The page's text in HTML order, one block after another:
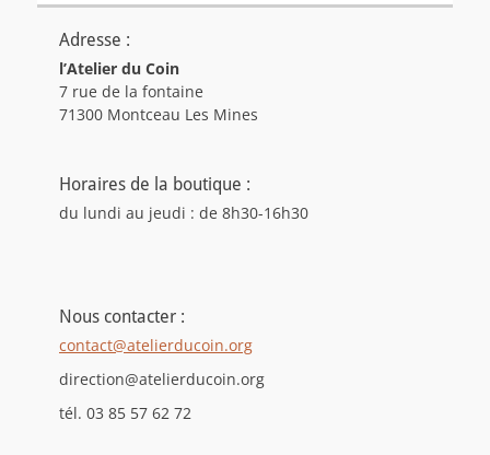
Adresse :
l’Atelier du Coin
7 rue de la fontaine
71300 Montceau Les Mines
Horaires de la boutique :
du lundi au jeudi : de 8h30-16h30
Nous contacter :
contact@atelierducoin.org
direction@atelierducoin.org
tél. 03 85 57 62 72